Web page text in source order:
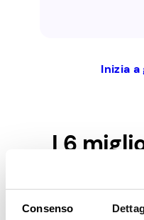
Consenso
Inizia
I 6